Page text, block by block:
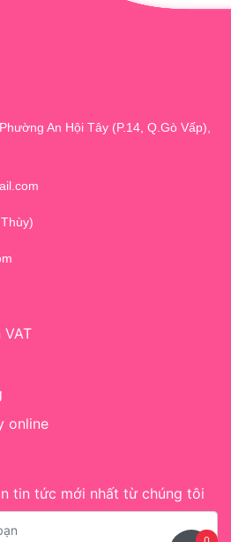
An Hội Tây (P.14, Q.Gò Vấp),
online
tin tức mới nhất từ chúng tôi